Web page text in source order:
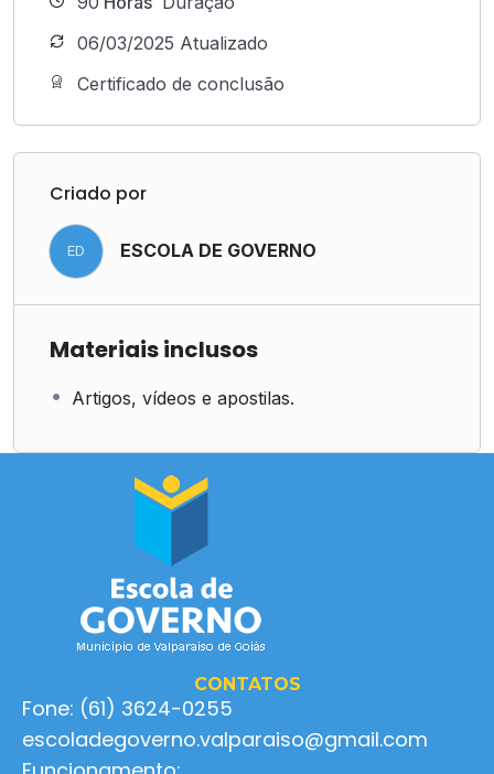
06/03/2025 Atualizado
Certificado de conclusão
Criado por
ED ESCOLA DE GOVERNO
Materiais inclusos
Artigos, vídeos e apostilas.
CONTATOS
Fone: (61) 3624-0255
escoladegoverno.valparaiso@gmail.com